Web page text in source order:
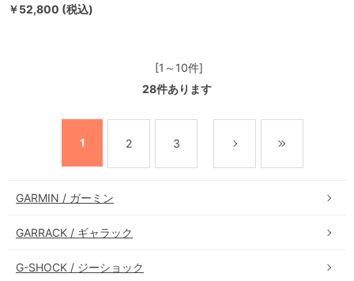
￥52,800 (税込)
[1～10件]
28件あります
1 2 3
GARMIN / ガーミン
GARRACK / ギャラック
G-SHOCK / ジーショック